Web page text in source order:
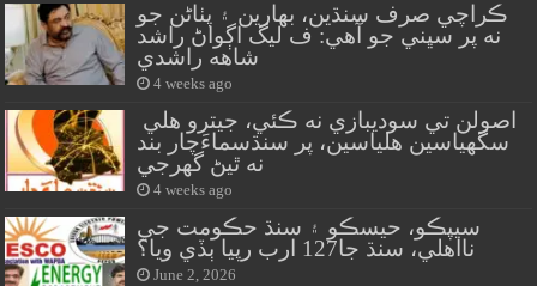
ڪراچي صرف سنڌين، بهارين ۽ پٺاڻن جو
نه پر سڀني جو آهي: ف ليگ اڳواڻ راشد
شاهه راشدي
4 weeks ago
سگهياسين هلياسين، پر سنڌسماءَچار بند
نه ٿيڻ گهرجي
4 weeks ago
سيپڪو، حيسڪو ۽ سنڌ حڪومت جي
نااهلي، سنڌ جا127 ارب رپيا ٻڏي ويا؟
June 2, 2026